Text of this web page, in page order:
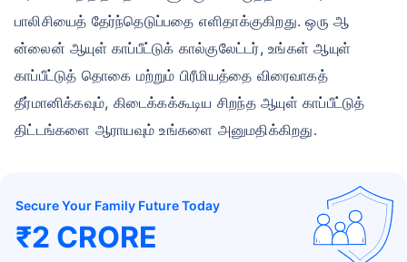
பாலிசியைத் தேர்ந்தெடுப்பதை எளிதாக்குகிறது. ஒரு ஆ
ன்லைன் ஆயுள் காப்பீட்டுக் கால்குலேட்டர், உங்கள் ஆயுள்
காப்பீட்டுத் தொகை மற்றும் பிரீமியத்தை விரைவாகத்
தீர்மானிக்கவும், கிடைக்கக்கூடிய சிறந்த ஆயுள் காப்பீட்டுத்
திட்டங்களை ஆராயவும் உங்களை அனுமதிக்கிறது.
Secure Your Family Future Today
₹2 CRORE